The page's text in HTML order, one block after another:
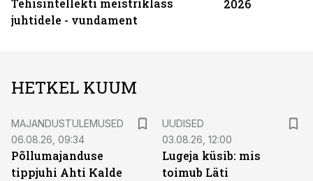
Tehisintellekti meistriklass
juhtidele - vundament
2026
HETKEL KUUM
MAJANDUSTULEMUSED
06.08.26, 09:34
Põllumajanduse
tippjuhi Ahti Kalde
UUDISED
03.08.26, 12:00
Lugeja küsib: mis
toimub Läti